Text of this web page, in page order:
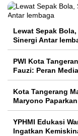
Lewat Sepak
Sinergi Antar
PWI Kota
Fauzi: Peran
Kota Tangerang
Maryono
YPHMI Edukasi
Ingatkan